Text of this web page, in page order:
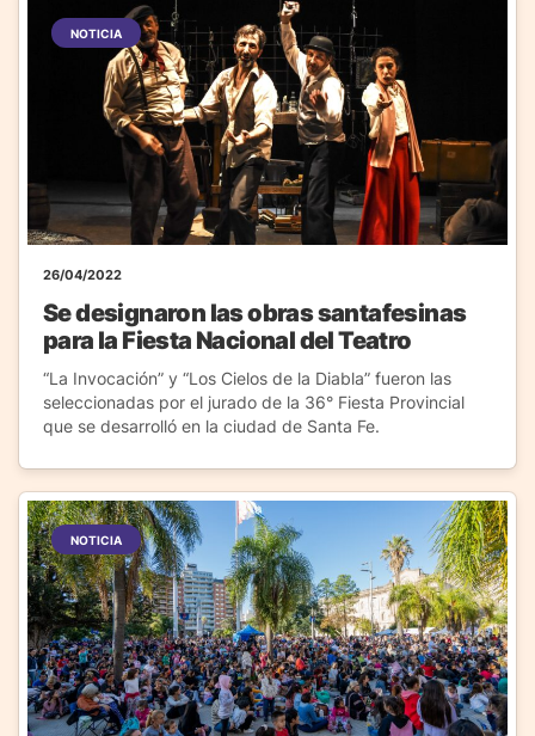
NOTICIA
26/04/2022
Se designaron las obras santafesinas
para la Fiesta Nacional del Teatro
“La Invocación” y “Los Cielos de la Diabla” fueron las
seleccionadas por el jurado de la 36° Fiesta Provincial
que se desarrolló en la ciudad de Santa Fe.
NOTICIA